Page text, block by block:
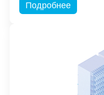
Подробнее